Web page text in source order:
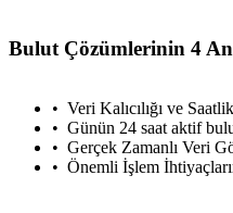
Bulut Çözümlerinin 4
Veri Kalıcılığı ve
Günün 24 saat aktif
Gerçek Zamanlı Veri
Önemli İşlem